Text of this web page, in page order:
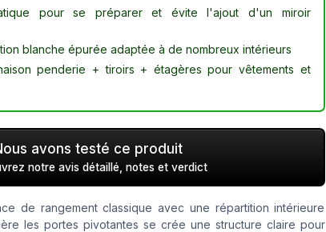
pour se préparer et évite l'ajout d'un miroir
blanche épurée adaptée à de nombreux intérieurs
penderie + tiroirs + étagères pour vêtements et
avons testé ce produit
notre avis détaillé, notes et verdict
de rangement classique avec une répartition intérieure
les portes pivotantes se crée une structure claire pour